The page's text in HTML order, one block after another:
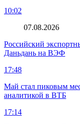
10:02
07.08.2026
Российский
Даньдань на ВЭФ
17:48
Май стал пиковым
аналитикой в ВТБ
17:14